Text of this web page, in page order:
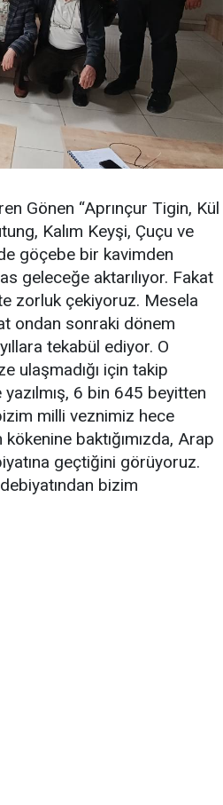
Gönen “Aprınçur Tigin, Kül
Kalım Keyşi, Çuçu ve
göçebe bir kavimden
geleceğe aktarılıyor. Fakat
zorluk çekiyoruz. Mesela
ondan sonraki dönem
tekabül ediyor. O
ulaşmadığı için takip
6 bin 645 beyitten
milli veznimiz hece
baktığımızda, Arap
geçtiğini görüyoruz.
bizim